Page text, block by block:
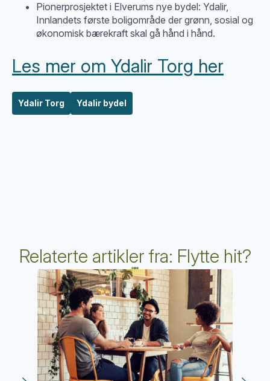
Pionerprosjektet i Elverums nye bydel: Ydalir,
Innlandets første boligområde der grønn, sosial og
økonomisk bærekraft skal gå hånd i hånd.
Les mer om Ydalir Torg her
Ydalir Torg Ydalir bydel
Relaterte artikler fra: Flytte hit?